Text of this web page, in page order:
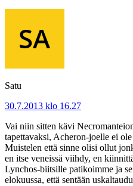
Satu
30.7.2013 klo 16.27
Vai niin sitten kävi
tapettavaksi, Acheron-joelle ei
Muistelen että sinne olisi ollut
en itse veneissä viihdy, en
Lynchos-biitsille patikoimme ja
elokuussa, että sentään